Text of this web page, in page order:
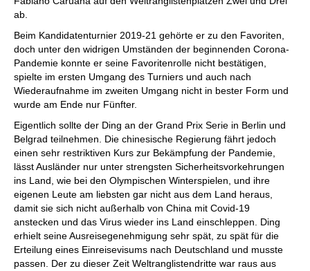
ab.
Beim Kandidatenturnier 2019-21 gehörte er zu den Favoriten,
doch unter den widrigen Umständen der beginnenden Corona-
Pandemie konnte er seine Favoritenrolle nicht bestätigen,
spielte im ersten Umgang des Turniers und auch nach
Wiederaufnahme im zweiten Umgang nicht in bester Form und
wurde am Ende nur Fünfter.
Eigentlich sollte der Ding an der Grand Prix Serie in Berlin und
Belgrad teilnehmen. Die chinesische Regierung fährt jedoch
einen sehr restriktiven Kurs zur Bekämpfung der Pandemie,
lässt Ausländer nur unter strengsten Sicherheitsvorkehrungen
ins Land, wie bei den Olympischen Winterspielen, und ihre
eigenen Leute am liebsten gar nicht aus dem Land heraus,
damit sie sich nicht außerhalb von China mit Covid-19
anstecken und das Virus wieder ins Land einschleppen. Ding
erhielt seine Ausreisegenehmigung sehr spät, zu spät für die
Erteilung eines Einreisevisums nach Deutschland und musste
passen. Der zu dieser Zeit Weltranglistendritte war raus aus